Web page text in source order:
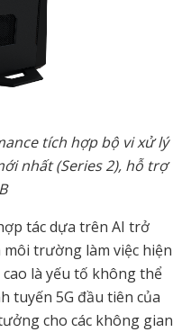
tích hợp bộ vi xử lý
nhất (Series 2), hỗ trợ
tác dựa trên AI trở
trường làm việc hiện
là yếu tố không thể
tuyến 5G đầu tiên của
cho các không gian